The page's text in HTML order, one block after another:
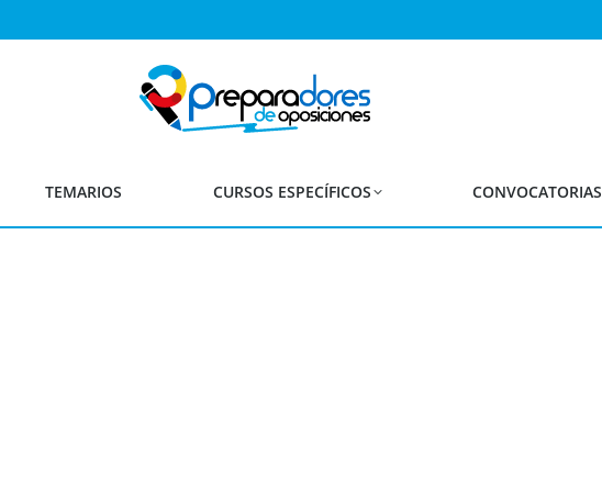
TEMARIOS CURSOS ESPECÍFICOS CONVOCATORIAS
y Melilla: Convocatoria 2025
Inspección